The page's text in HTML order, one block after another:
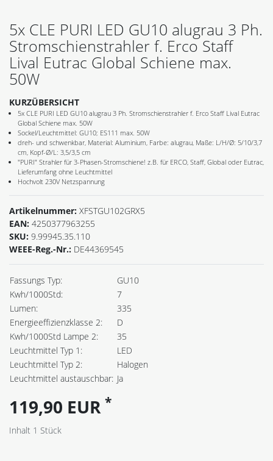
5x CLE PURI LED GU10 alugrau 3 Ph.
Stromschienstrahler f. Erco Staff
Lival Eutrac Global Schiene max.
50W
KURZÜBERSICHT
5x CLE PURI LED GU10 alugrau 3 Ph. Stromschienstrahler f. Erco Staff Lival Eutrac
Global Schiene max. 50W
Sockel/Leuchtmittel: GU10; ES111 max. 50W
dreh- und schwenkbar, Material: Aluminium, Farbe: alugrau, Maße: L/H/Ø: 5/10/3,7
cm, Kopf-Ø/L: 3,5/3,5 cm
"PURI" Strahler für 3-Phasen-Stromschiene! z.B. für ERCO, Staff, Global oder Eutrac,
Lieferumfang ohne Leuchtmittel
Hochvolt 230V Netzspannung
Artikelnummer: XFSTGU102GRX5
EAN: 4250377963255
SKU: 9.99945.35.110
WEEE-Reg.-Nr.: DE44369545
Fassungs Typ:
GU10
Kwh/1000Std:
7
Lumen:
335
Energieeffizienzklasse 2:
D
Kwh/1000Std Lampe 2:
35
Leuchtmittel Typ 1:
LED
Leuchtmittel Typ 2:
Halogen
Leuchtmittel austauschbar: Ja
119,90 EUR *
Inhalt 1 Stück